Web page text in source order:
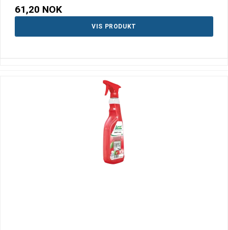
61,20 NOK
VIS PRODUKT